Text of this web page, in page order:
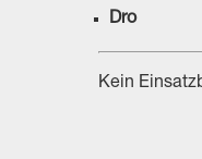
Dro
Kein